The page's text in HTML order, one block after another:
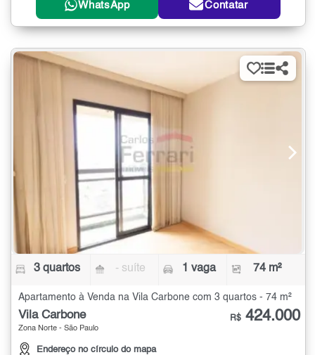
WhatsApp Contatar
3 quartos - suíte 1 vaga 74 m²
Apartamento à Venda na Vila Carbone com 3 quartos - 74 m²
Vila Carbone
Zona Norte - São Paulo
Endereço no círculo do mapa
R$ 424.000